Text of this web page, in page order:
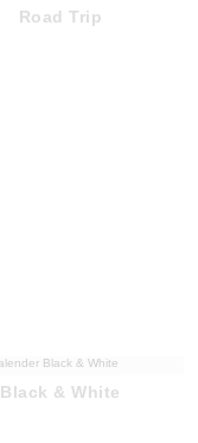
Road Trip
Black & White